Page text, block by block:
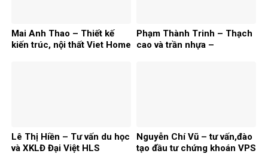
Mai Anh Thao – Thiết kế
kiến trúc, nội thất Viet Home
Phạm Thành Trinh – Thạch
cao và trần nhựa –
Lê Thị Hiền – Tư vấn du học
và XKLĐ Đại Việt HLS
Nguyễn Chí Vũ – tư vấn,đào
tạo đầu tư chứng khoán VPS